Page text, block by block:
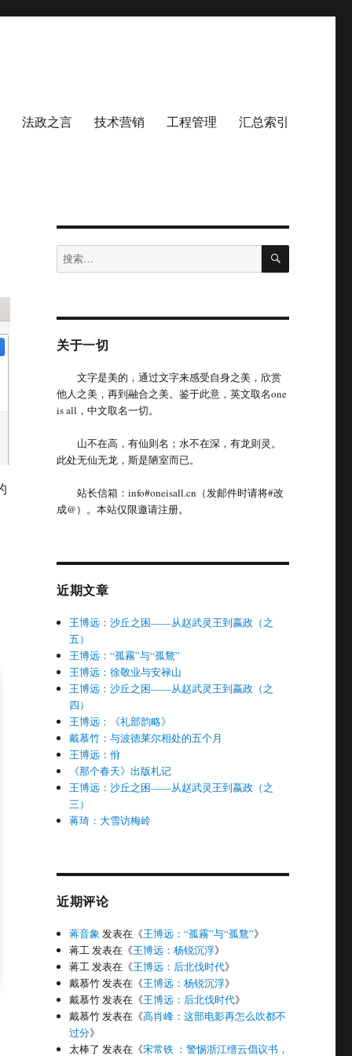
法政之言 技术营销 工程管理 汇总索引
搜
索：
搜
关于一切
文字是美的，通过文字来感受自身之美，欣赏
他人之美，再到融合之美。鉴于此意，英文取名one
is all，中文取名一切。
山不在高，有仙则名；水不在深，有龙则灵。
此处无仙无龙，斯是陋室而已。
站长信箱：info#oneisall.cn（发邮件时请将#改
成@）。本站仅限邀请注册。
近期文章
王博远：沙丘之困——从赵武灵王到嬴政（之
五）
王博远：“孤霧”与“孤鶩”
王博远：徐敬业与安禄山
王博远：沙丘之困——从赵武灵王到嬴政（之
四）
王博远：《礼部韵略》
戴慕竹：与波德莱尔相处的五个月
王博远：佾
《那个春天》出版札记
王博远：沙丘之困——从赵武灵王到嬴政（之
三）
蒋琦：大雪访梅岭
近期评论
蒋音象 发表在《王博远：“孤霧”与“孤鶩”》
蒋工发表在《王博远：杨锐沉浮》
蒋工发表在《王博远：后北伐时代》
戴慕竹发表在《王博远：杨锐沉浮》
戴慕竹发表在《王博远：后北伐时代》
戴慕竹发表在《高肖峰：这部电影再怎么吹都不
过分》
太棒了 发表在《宋常铁 ：警惕浙江缙云倡议书，